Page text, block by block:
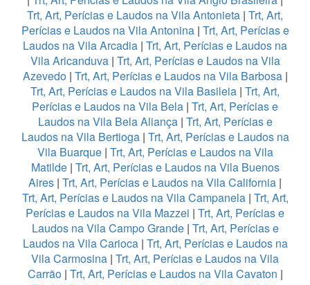
Trt, Art, Perícias e Laudos na Vila Antonieta | Trt, Art,
Perícias e Laudos na Vila Antonina| Trt, Art, Perícias e
Laudos na Vila Arcadia | Trt, Art, Perícias e Laudos na
Vila Aricanduva| Trt, Art, Perícias e Laudos na Vila
Azevedo| Trt, Art, Perícias e Laudos na Vila Barbosa|
Trt, Art, Perícias e Laudos na Vila Basileia | Trt, Art,
Perícias e Laudos na Vila Bela | Trt, Art, Perícias e
Laudos na Vila Bela Aliança| Trt, Art, Perícias e
Laudos na Vila Bertioga| Trt, Art, Perícias e Laudos na
Vila Buarque| Trt, Art, Perícias e Laudos na Vila
Matilde| Trt, Art, Perícias e Laudos na Vila Buenos
Aires | Trt, Art, Perícias e Laudos na Vila California |
Trt, Art, Perícias e Laudos na Vila Campanela| Trt, Art,
Perícias e Laudos na Vila Mazzei | Trt, Art, Perícias e
Laudos na Vila Campo Grande| Trt, Art, Perícias e
Laudos na Vila Carioca| Trt, Art, Perícias e Laudos na
Vila Carmosina | Trt, Art, Perícias e Laudos na Vila
Carrão| Trt, Art, Perícias e Laudos na Vila Cavaton |